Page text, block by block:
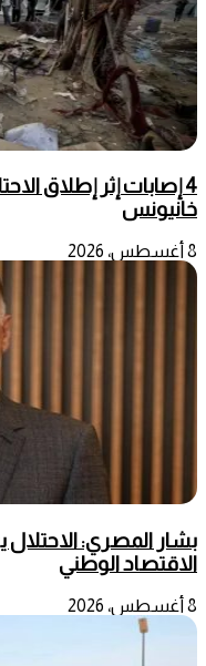
4 إصابات إثر إطلاق
خانيونس
8 أغسطس، 2026
بشار المصري:
الاقتصاد الوطني
8 أغسطس، 2026